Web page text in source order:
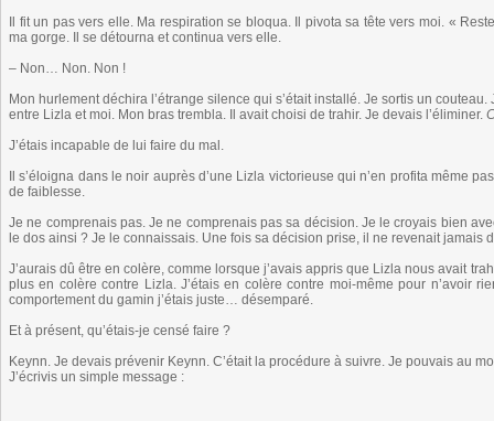
Il fit un pas vers elle. Ma respiration se bloqua. Il pivota sa tête vers moi. «
ma gorge. Il se détourna et continua vers elle.
– Non… Non. Non !
Mon hurlement déchira l’étrange silence qui s’était installé. Je sortis un
entre Lizla et moi. Mon bras trembla. Il avait choisi de trahir. Je devais l’éliminer.
J’étais incapable de lui faire du mal.
Il s’éloigna dans le noir auprès d’une Lizla victorieuse qui n’en profita même
de faiblesse.
Je ne comprenais pas. Je ne comprenais pas sa décision. Je le croyais bien
le dos ainsi ? Je le connaissais. Une fois sa décision prise, il ne revenait jamais
J’aurais dû être en colère, comme lorsque j’avais appris que Lizla nous avait
plus en colère contre Lizla. J’étais en colère contre moi-même pour n’avoir
comportement du gamin j’étais juste… désemparé.
Et à présent, qu’étais-je censé faire ?
Keynn. Je devais prévenir Keynn. C’était la procédure à suivre. Je pouvais au
J’écrivis un simple message :